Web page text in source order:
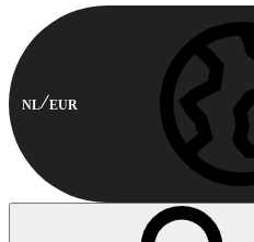
NL EUR